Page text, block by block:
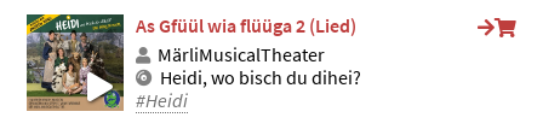
As Gfüül wia flüüga 2 (Lied)
MärliMusicalTheater
Heidi, wo bisch du dihei?
#Heidi